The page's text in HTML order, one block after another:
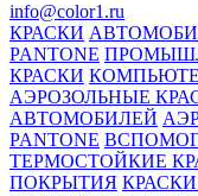
info@color1.ru
КРАСКИ
PANTONE
КРАСКИ
АЭРОЗОЛЬНЫЕ
АВТОМОБИЛЕЙ
PANTONE
ТЕРМОСТОЙКИЕ
ПОКРЫТИЯ